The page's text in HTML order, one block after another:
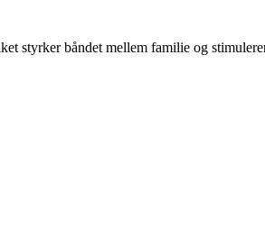
styrker båndet mellem familie og